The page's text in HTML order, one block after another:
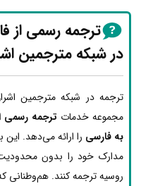
ترجمه رسمی از
در شبکه مترجمین
ترجمه در شبکه مترجمین
مجموعه خدمات ترجمه رسمی
به فارسی را ارائه می‌دهد. این
مدارک خود را بدون محدودیت
روسیه ترجمه کنند. هم‌وطنانی